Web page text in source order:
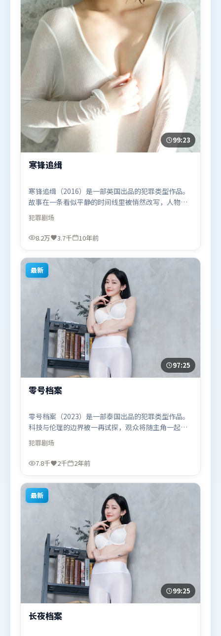
99:23
寒锋追缉
寒锋追缉（2016）是一部英国出品的犯罪类型作品。
故事在一条看似平静的时间线里被悄然改写，人物被
迫直面过去与现在的撕裂。类型元素被重新组合，既
致敬经典也尝试突破套路。由宁浩执导，提莫西·查
拉米、阿米尔·汗、肖战，易烊千玺、马东锡、河正
地区首映上线，适合喜欢犯罪题材的观众观看。
犯罪剧场
8.2万 3.7千 10年前
最新
97:25
零号档案
零号档案（2023）是一部泰国出品的犯罪类型作品。
科技与伦理的边界被一再试探，观众将随主角一起经
历道德震荡。高潮段落信息密度高，情绪释放与主题
回扣同时完成。由乌尔善执导，阿米尔·汗、吴京、
汤姆·哈迪，木村拓哉、谭卓、易烊千玺等联袂出
线，适合喜欢犯罪题材的观众观看。
犯罪剧场
7.8千 2千 2年前
最新
99:25
长夜档案